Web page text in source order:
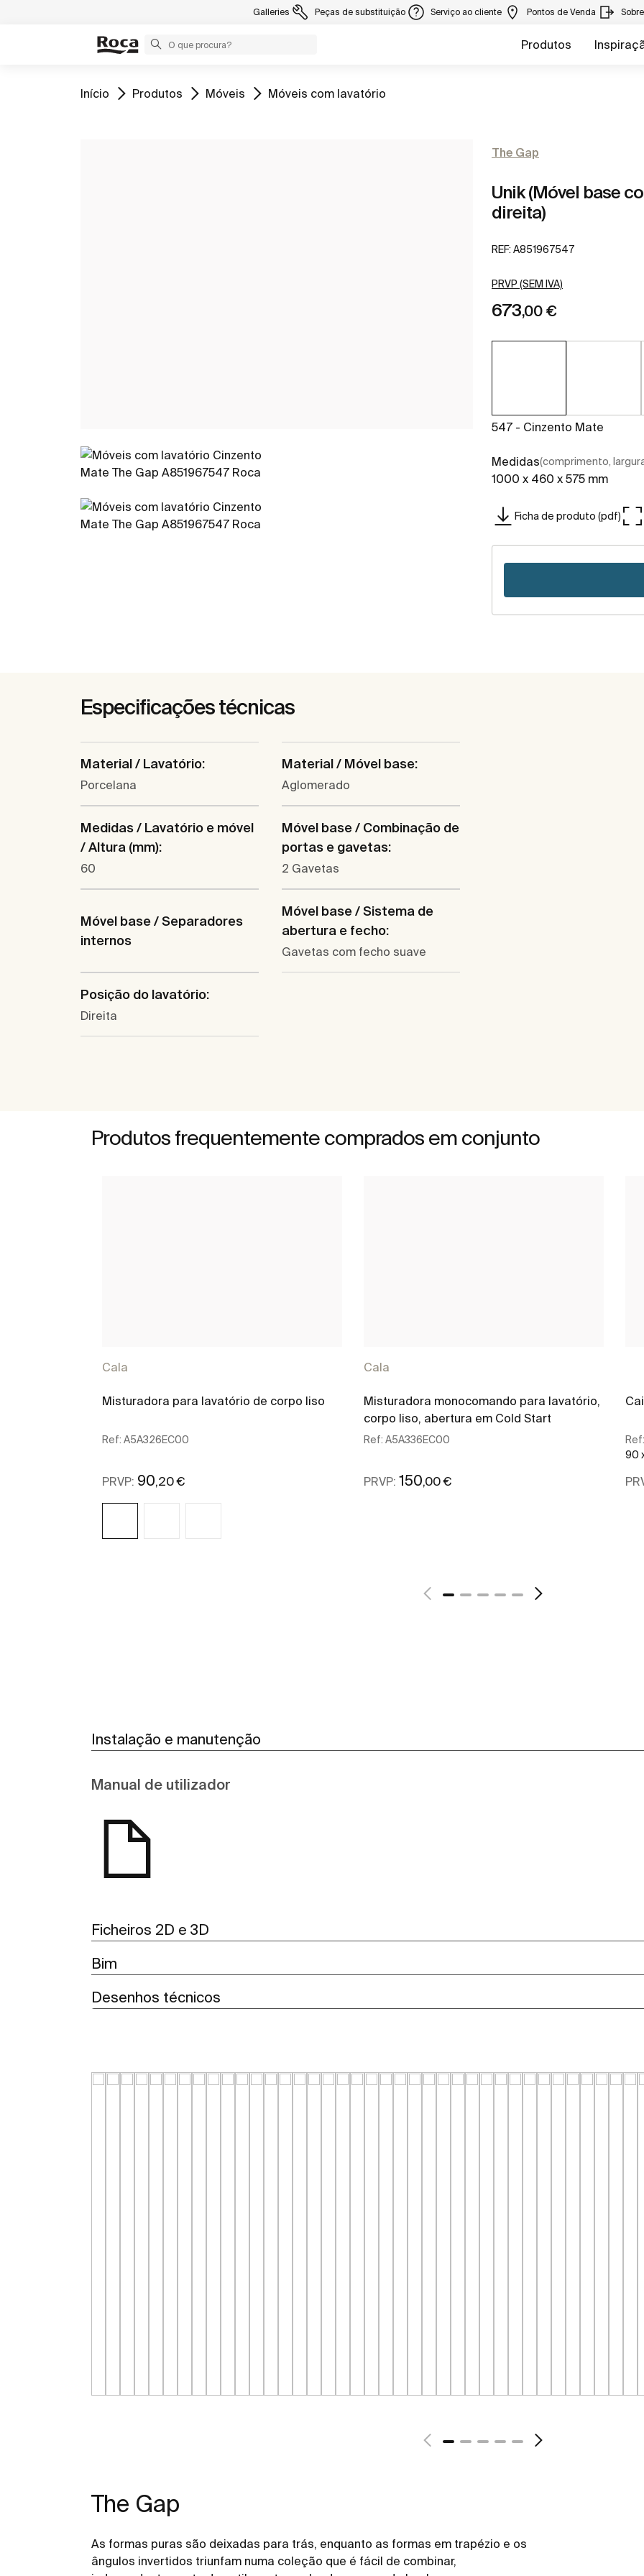
Galleries Peças de substituição Serviço ao cliente Pontos de Venda
Produtos
Ir para
Início Ir para
Produtos Ir para
Móveis Ir para
Móveis com lavatório
The Gap
Unik (Móvel base
direita)
REF: A851967547
PRVP (SEM IVA)
673,00 €
547 - Cinzento Mate
Medidas(comprimento,
1000 x 460 x 575 mm
Ficha de produto (pdf)
Especificações técnicas
Material / Lavatório:
Porcelana
Material / Móvel base:
Aglomerado
Medidas / Lavatório e móvel
/ Altura (mm):
60
Móvel base / Combinação de
portas e gavetas:
2 Gavetas
Móvel base / Separadores
internos
Móvel base / Sistema de
abertura e fecho:
Gavetas com fecho suave
Posição do lavatório:
Direita
Produtos frequentemente comprados em conjunto
Cala
Misturadora para lavatório de corpo liso
Ref: A5A326EC00
PRVP: 90 ,20 €
Cala
Misturadora monocomando para lavatório,
corpo liso, abertura em Cold Start
Ref: A5A336EC00
PRVP: 150 ,00 €
Ref:
90
Instalação e manutenção
Manual de utilizador
Ficheiros 2D e 3D
Bim
Desenhos técnicos
The Gap
As formas puras são deixadas para trás, enquanto as formas em trapézio e os
ângulos invertidos triunfam numa coleção que é fácil de combinar,